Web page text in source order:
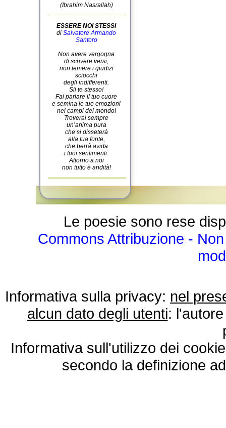
(Ibrahim Nasrallah)
ESSERE NOI STESSI
di Salvatore Armando
Santoro
Non avere vergogna
di scrivere versi,
non temere i giudizi
sciocchi
degli indifferenti.
Sii te stesso!
Fai parlare il tuo cuore
e semina le tue emozioni
nei campi del mondo!
Troverai sempre
un’anima pura
che si disseterà
alla tua fonte,
che berrà avida
i tuoi sentimenti.
Attorno a noi
non tutto è aridità!
Le poesie sono rese
Commons Attribuzione -
Informativa sulla privacy: nel
alcun dato degli utenti:
Informativa sull'utilizzo dei
secondo la definizione